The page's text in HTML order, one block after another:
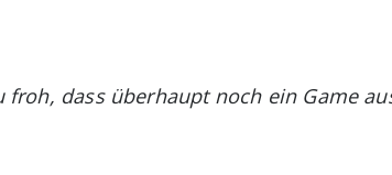
dass überhaupt noch ein Game